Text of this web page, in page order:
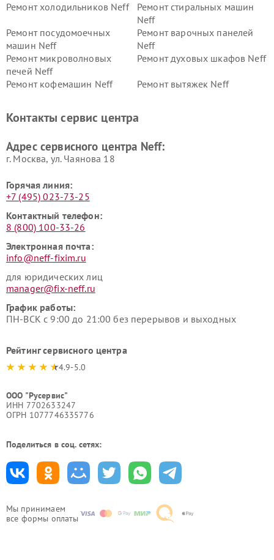
Мы принимаем
все формы оплаты
Ремонт холодильников Neff
Ремонт стиральных машин
Neff
Ремонт посудомоечных
машин Neff
Ремонт варочных панелей
Neff
Ремонт микроволновых
печей Neff
Ремонт духовых шкафов Neff
Ремонт кофемашин Neff Ремонт вытяжек Neff
Контакты сервис центра
Адрес сервисного центра Neff:
г. Москва, ул. Чаянова 18
Горячая линия:
+7 (495) 023-73-25
Контактный телефон:
8 (800) 100-33-26
Электронная почта:
info@neff-fixim.ru
для юридических лиц
manager@fix-neff.ru
График работы:
ПН-ВСК с 9:00 до 21:00 без перерывов и выходных
Рейтинг сервисного центра
4.9-5.0
ООО "Русервис"
ИНН 7702633247
ОГРН 1077746335776
Поделиться в соц. сетях: